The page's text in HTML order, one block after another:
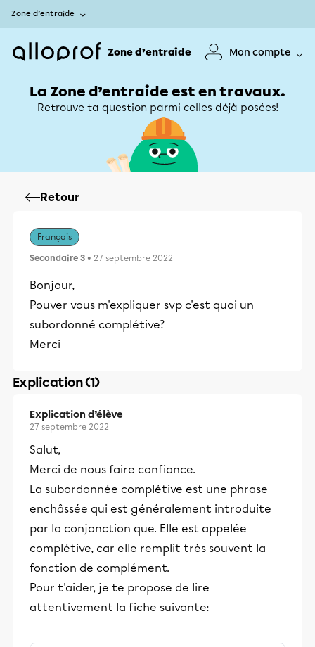
Zone d’entraide
Zone d’entraide Mon compte
La Zone d’entraide est en travaux.
Retrouve ta question parmi celles déjà posées!
Retour
Français
Secondaire 3 • 27 septembre 2022
Bonjour,
Pouver vous m'expliquer svp c'est quoi un
subordonné complétive?
Merci
Explication (1)
Explication d’élève
27 septembre 2022
Salut,
Merci de nous faire confiance.
La subordonnée complétive est une phrase
enchâssée qui est généralement introduite
par la conjonction que. Elle est appelée
complétive, car elle remplit très souvent la
fonction de complément.
Pour t'aider, je te propose de lire
attentivement la fiche suivante: